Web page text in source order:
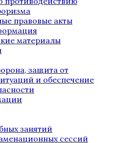
правовые акты
материалы
защита от
и обеспечение
занятий
сессий